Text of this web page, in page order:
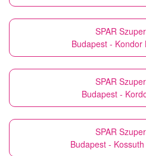
SPAR
Budapest - Kondor
SPAR
Budapest -
SPAR
Budapest -